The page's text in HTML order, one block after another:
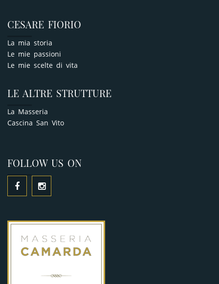
CESARE FIORIO
La mia storia
Le mie passioni
Le mie scelte di vita
LE ALTRE STRUTTURE
La Masseria
Cascina San Vito
FOLLOW US ON